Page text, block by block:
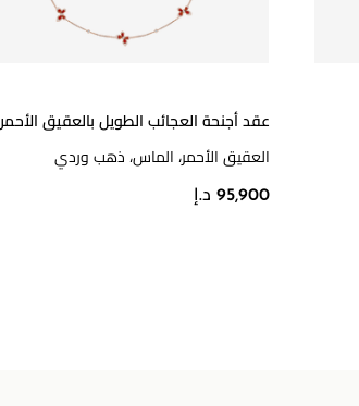
عقد أجنحة العجائب الطويل بالعقيق الأحمر
العقيق الأحمر، الماس، ذهب وردي
95,900 د.إ